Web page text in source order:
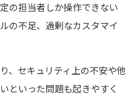
の担当者しか操作できない
の不足、過剰なカスタマイ
、セキュリティ上の不安や他
といった問題も起きやすく